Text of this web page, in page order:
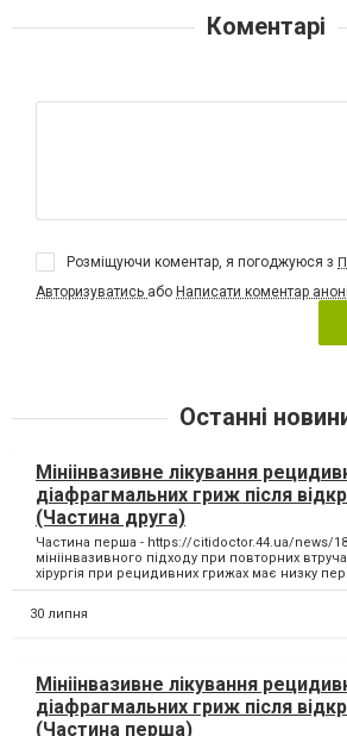
Коментарі
Розміщуючи коментар, я погоджуюся з
Авторизуватись або Написати коментар
Останні
Мініінвазивне лікування
діафрагмальних гриж після
(Частина друга)
Частина перша - https://citidoctor.44.ua/news/
мініінвазивного підходу при повторних
хірургія при рецидивних грижах має низку
30 липня
Мініінвазивне лікування
діафрагмальних гриж після
(Частина перша)